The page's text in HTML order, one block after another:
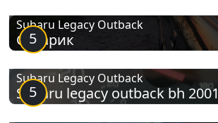
5
Subaru Legacy Outback
Субарик
5
Subaru Legacy Outback
Subaru legacy outback bh 2001
2.5